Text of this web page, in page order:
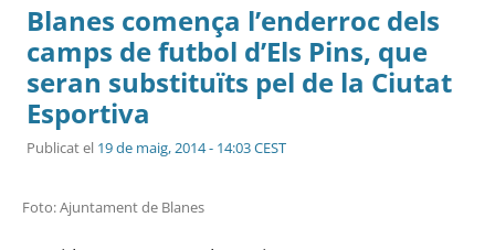
Blanes comença l’enderroc dels
camps de futbol d’Els Pins, que
seran substituïts pel de la Ciutat
Esportiva
Publicat el 19 de maig, 2014 - 14:03 CEST
Foto: Ajuntament de Blanes